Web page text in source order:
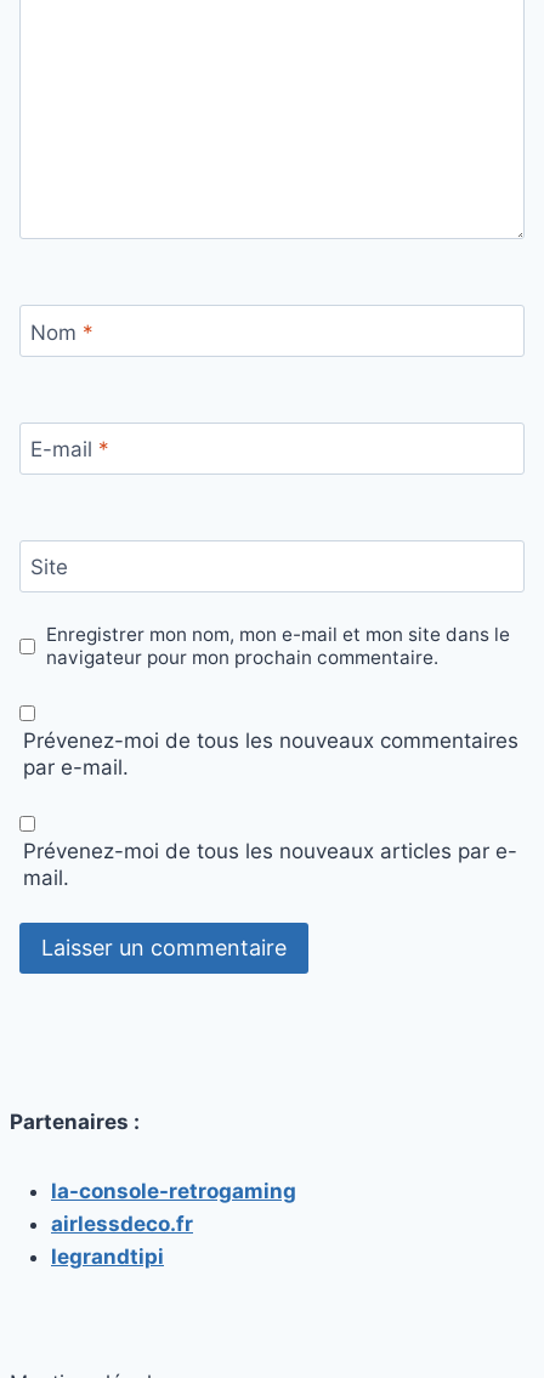
Nom *
E-mail *
Site
Enregistrer mon nom, mon e-mail et mon site dans le
navigateur pour mon prochain commentaire.
Prévenez-moi de tous les nouveaux commentaires
par e-mail.
Prévenez-moi de tous les nouveaux articles par e-
mail.
Partenaires :
la-console-retrogaming
airlessdeco.fr
legrandtipi